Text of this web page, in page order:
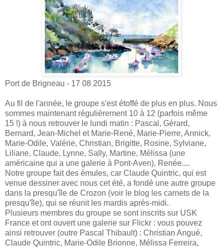
Port de Brigneau - 17 08 2015
Au fil de l'année, le groupe s'est étoffé de plus en plus. Nous
sommes maintenant régulièrement 10 à 12 (parfois même
15 !) à nous retrouver le lundi matin : Pascal, Gérard,
Bernard, Jean-Michel et Marie-René, Marie-Pierre, Annick,
Marie-Odile, Valérie, Christian, Brigitte, Rosine, Sylviane,
Liliane, Claude, Lynne, Sally, Martine, Mélissa (une
américaine qui a une galerie à Pont-Aven), Renée....
Notre groupe fait des émules, car Claude Quintric, qui est
venue dessiner avec nous cet été, a fondé une autre groupe
dans la presqu'île de Crozon (voir le blog les carnets de la
presqu'île), qui se réunit les mardis après-midi.
Plusieurs membres du groupe se sont inscrits sur USK
France et ont ouvert une galerie sur Flickr : vous pouvez
ainsi retrouver (outre Pascal Thibault) : Christian Angué,
Claude Quintric, Marie-Odile Brionne, Mélissa Ferreira,